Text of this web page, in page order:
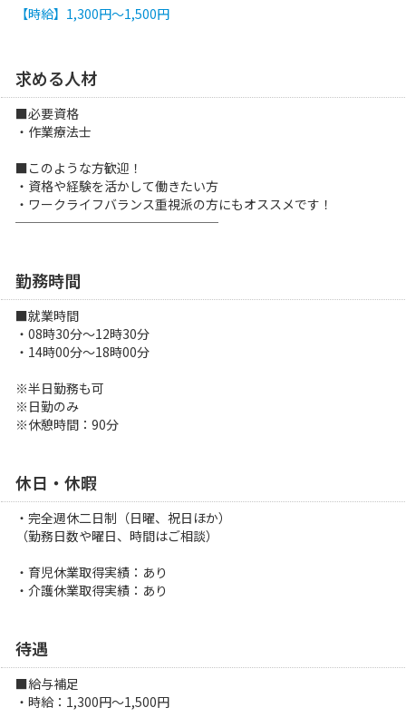
【時給】 1,300円～1,500円
求める人材
■必要資格
・作業療法士
■このような方歓迎！
・資格や経験を活かして働きたい方
・ワークライフバランス重視派の方にもオススメです！
────────────────
勤務時間
■就業時間
・08時30分～12時30分
・14時00分～18時00分
※半日勤務も可
※日勤のみ
※休憩時間：90分
休日・休暇
・完全週休二日制（日曜、祝日ほか）
（勤務日数や曜日、時間はご相談）
・育児休業取得実績：あり
・介護休業取得実績：あり
待遇
■給与補足
・時給：1,300円～1,500円